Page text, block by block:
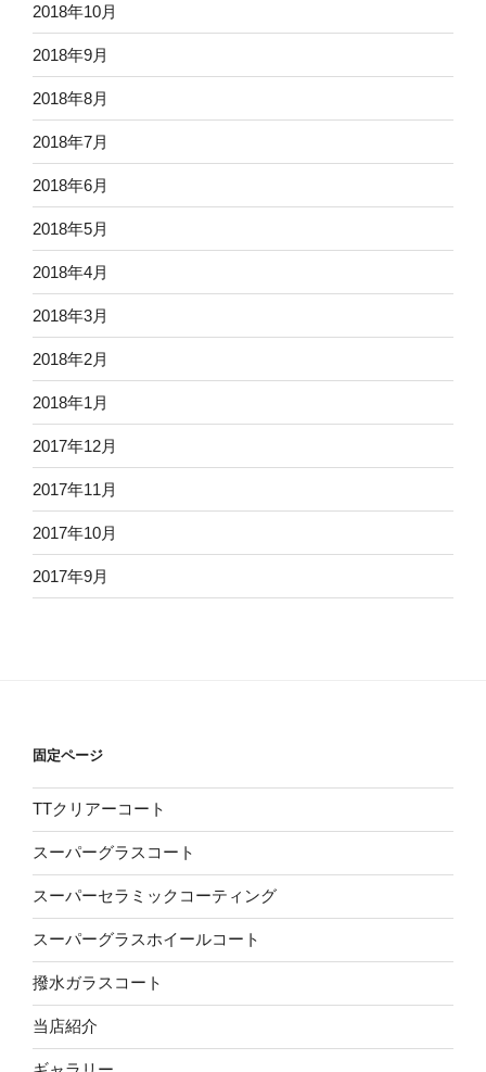
2018年10月
2018年9月
2018年8月
2018年7月
2018年6月
2018年5月
2018年4月
2018年3月
2018年2月
2018年1月
2017年12月
2017年11月
2017年10月
2017年9月
固定ページ
TTクリアーコート
スーパーグラスコート
スーパーセラミックコーティング
スーパーグラスホイールコート
撥水ガラスコート
当店紹介